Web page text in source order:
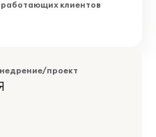
клиентов
проект